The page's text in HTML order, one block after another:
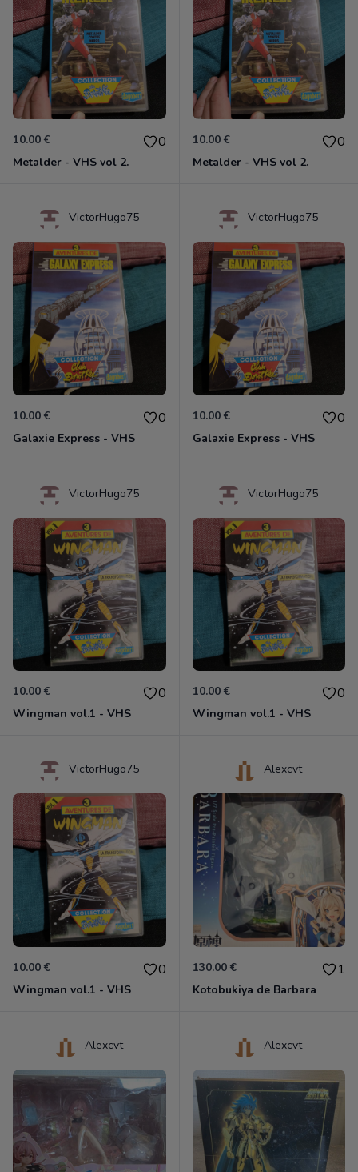
10.00 € 0
Metalder - VHS vol 2.
10.00 € 0
Metalder - VHS vol 2.
VictorHugo75
10.00 € 0
Galaxie Express - VHS
VictorHugo75
10.00 € 0
Galaxie Express - VHS
VictorHugo75
10.00 € 0
Wingman vol.1 - VHS
VictorHugo75
10.00 € 0
Wingman vol.1 - VHS
VictorHugo75
10.00 € 0
Wingman vol.1 - VHS
Alexcvt
130.00 € 1
Kotobukiya de Barbara
Alexcvt Alexcvt